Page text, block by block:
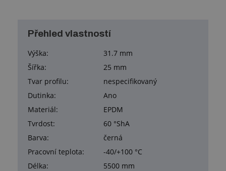
Přehled vlastností
Výška:
31.7 mm
Šířka:
25 mm
Tvar profilu:
nespecifikovaný
Dutinka:
Ano
Materiál:
EPDM
Tvrdost:
60 °ShA
Barva:
černá
Pracovní teplota:
-40/+100 °C
Délka:
5500 mm